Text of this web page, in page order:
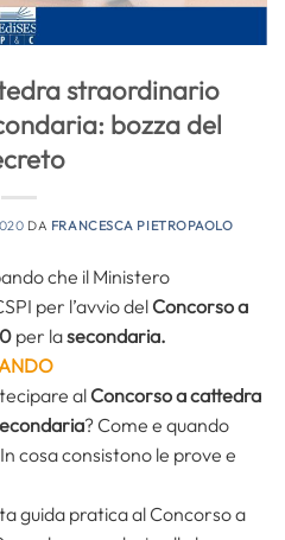
straordinario
bozza del
DA FRANCESCA PIETROPAOLO
che il Ministero
per l’avvio del Concorso a
per lasecondaria.
al Concorso a cattedra
? Come e quando
cosa consistono le prove e
guida pratica al Concorso a